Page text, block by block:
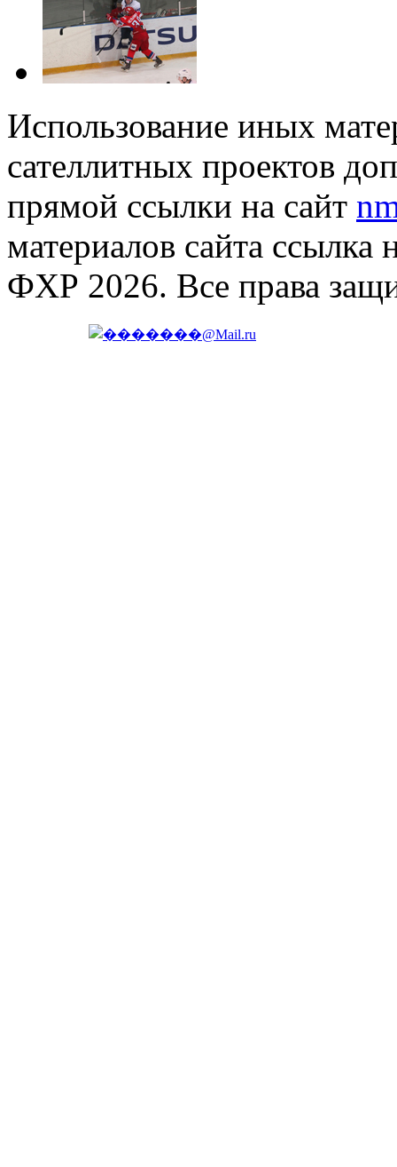
Использование иных
сателлитных проектов
прямой ссылки на сайт
материалов сайта ссылка
ФХР 2026. Все права